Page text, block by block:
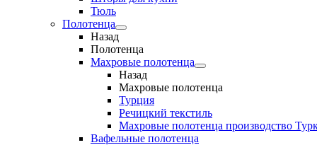
Тюль
Полотенца
Назад
Полотенца
Махровые полотенца
Назад
Махровые полотенца
Турция
Речицкий текстиль
Махровые полотенца производство
Вафельные полотенца